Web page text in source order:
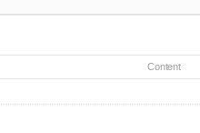
Content